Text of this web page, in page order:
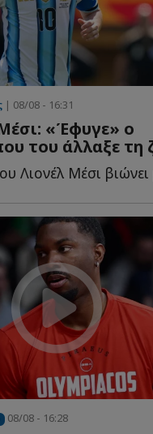
| 08/08 - 16:31
«Έφυγε» ο
του άλλαξε τη
08/08 - 16:28